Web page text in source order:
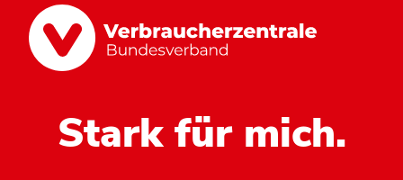
Stark für mich.